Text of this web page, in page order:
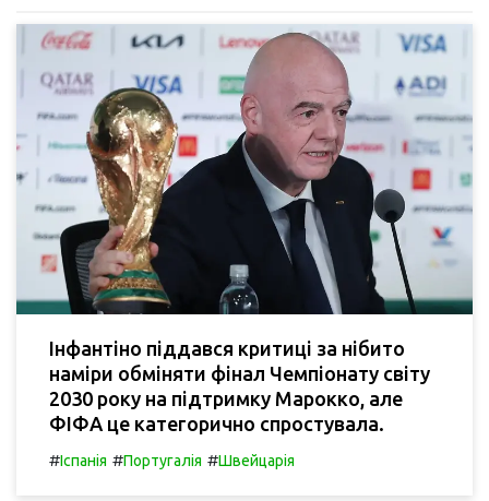
Інфантіно піддався критиці за нібито
наміри обміняти фінал Чемпіонату світу
2030 року на підтримку Марокко, але
ФІФА це категорично спростувала.
#Іспанія #Португалія #Швейцарія